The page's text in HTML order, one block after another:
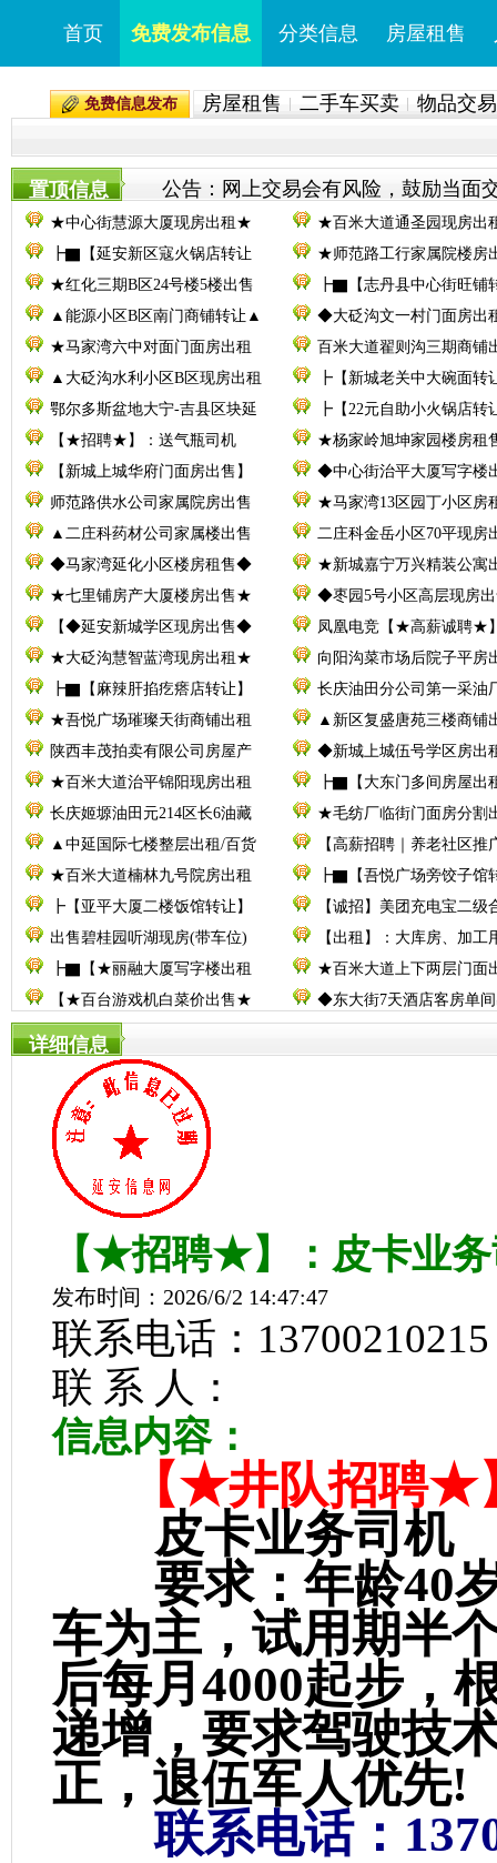
首页 免费发布信息 分类信息 房屋租售
免费信息发布 房屋租售 二手车买卖 物品交易
置顶信息 公告：网上交易会有风险，鼓励当面
★中心街慧源大厦现房出租★
★百米大道通圣园现房出
┣▇【延安新区寇火锅店转让
★师范路工行家属院楼房
★红化三期B区24号楼5楼出售
┣▇【志丹县中心街旺铺
▲能源小区B区南门商铺转让▲
◆大砭沟文一村门面房出
★马家湾六中对面门面房出租
百米大道翟则沟三期商铺
▲大砭沟水利小区B区现房出租
┣【新城老关中大碗面转
鄂尔多斯盆地大宁-吉县区块延
┣【22元自助小火锅店转
【★招聘★】：送气瓶司机
★杨家岭旭坤家园楼房租
【新城上城华府门面房出售】
◆中心街治平大厦写字楼
师范路供水公司家属院房出售
★马家湾13区园丁小区房
▲二庄科药材公司家属楼出售
二庄科金岳小区70平现房
◆马家湾延化小区楼房租售◆
★新城嘉宁万兴精装公寓
★七里铺房产大厦楼房出售★
◆枣园5号小区高层现房
【◆延安新城学区现房出售◆
凤凰电竞【★高薪诚聘★
★大砭沟慧智蓝湾现房出租★
向阳沟菜市场后院子平房
┣▇【麻辣肝掐疙瘩店转让】
长庆油田分公司第一采油
★吾悦广场璀璨天街商铺出租
▲新区复盛唐苑三楼商铺
陕西丰茂拍卖有限公司房屋产
◆新城上城伍号学区房出
★百米大道治平锦阳现房出租
┣▇【大东门多间房屋出
长庆姬塬油田元214区长6油藏
★毛纺厂临街门面房分割
▲中延国际七楼整层出租/百货
【高薪招聘｜养老社区推
★百米大道楠林九号院房出租
┣▇【吾悦广场旁饺子馆
┣【亚平大厦二楼饭馆转让】
【诚招】美团充电宝二级
出售碧桂园听湖现房(带车位)
【出租】：大库房、加工
┣▇【★丽融大厦写字楼出租
★百米大道上下两层门面
【★百台游戏机白菜价出售★
◆东大街7天酒店客房单
详细信息
【★招聘★】：皮卡业
发布时间：2026/6/2 14:47:47
联系电话：13700210215
联 系 人：
信息内容：
【★井队招聘★
皮卡业务司机
要求：年龄40
车为主，试用期半
后每月4000起步，
递增，要求驾驶技
正，退伍军人优先!
联系电话：